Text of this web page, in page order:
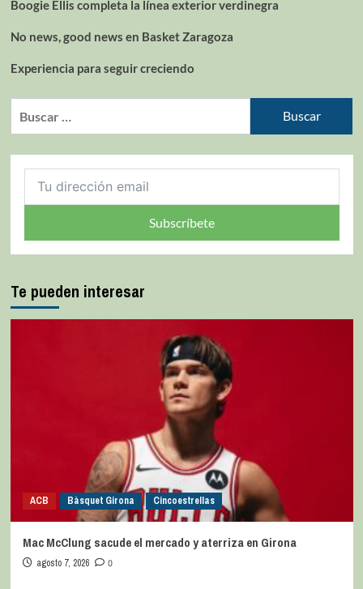
Boogie Ellis completa la línea exterior verdinegra
No news, good news en Basket Zaragoza
Experiencia para seguir creciendo
Subscríbete
Te pueden interesar
ACB Bàsquet Girona Cincoestrellas
Mac McClung sacude el mercado y aterriza en Girona
agosto 7, 2026 0